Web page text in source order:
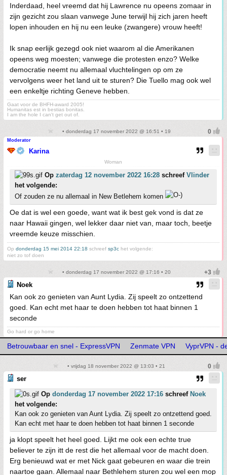
Inderdaad, heel vreemd dat hij Lawrence nu opeens zomaar in
zijn gezicht zou slaan vanwege June terwijl hij zich jaren heeft
lopen inhouden en hij nu een leuke (zwangere) vrouw heeft!
Ik snap eerlijk gezegd ook niet waarom al die Amerikanen
opeens weg moesten; vanwege die protesten enzo? Welke
democratie neemt nu allemaal vluchtelingen op om ze
vervolgens weer het land uit te sturen? Die Tuello mag ook wel
een enkeltje richting Geneve hebben.
Gaat voor de BHFH-award 2005!
Humanitas est in bestias bonitas.
I am the hole I can't get out of.
• donderdag 17 november 2022 @ 16:51 • 19
Moderator
Karina
Woman
Op zaterdag 12 november 2022 16:28 schreef Vlinder
het volgende:
Of zouden ze nu allemaal in New Betlehem komen
Oe dat is wel een goede, want wat ik best gek vond is dat ze
naar Hawaii gingen, wel lekker daar niet van, maar toch, beetje
vreemde keuze misschien.
Op donderdag 15 mei 2014 22:18 schreef sp3c het volgende:
niet zo tof doen
• donderdag 17 november 2022 @ 17:16 • 20
Noek
Kan ook zo genieten van Aunt Lydia. Zij speelt zo ontzettend
goed. Kan echt met haar te doen hebben tot haat binnen 1
seconde
Go hard or go home
Betrouwbaar en snel - ExpressVPN Zenmate VPN VyprVPN -
• vrijdag 18 november 2022 @ 13:03 • 21
ser
Op donderdag 17 november 2022 17:16 schreef Noek
het volgende:
Kan ook zo genieten van Aunt Lydia. Zij speelt zo ontzettend goed.
Kan echt met haar te doen hebben tot haat binnen 1 seconde
ja klopt speelt het heel goed. Lijkt me ook een echte true
believer te zijn itt de rest die het allemaal voor de macht doen.
Erg benieuwd wat er met Nick gaat gebeuren en waar die trein
naartoe gaan. Allemaal naar Bethlehem sturen zou wel een mop